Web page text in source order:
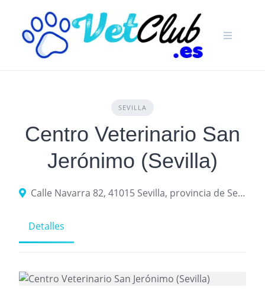
content
SEVILLA
Centro Veterinario San
Jerónimo (Sevilla)
Calle Navarra 82, 41015 Sevilla, provincia de Sevilla, España
Detalles